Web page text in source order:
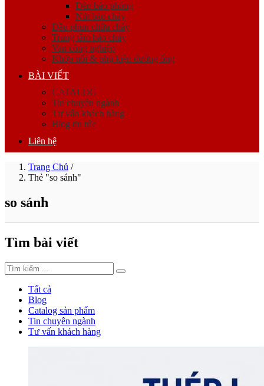
Đèn báo phòng
Nút báo cháy
Đầu phun chữa cháy
Trung tâm báo cháy
Van công nghiệp
Khớp nối & phụ kiện đường ống
BÀI VIẾT
CATALOG
Tin chuyên ngành
Tư vấn khách hàng
Blog tin tức
Liên hệ
Trang Chủ /
Thẻ "so sánh"
so sánh
Tìm bài viết
Tất cả
Blog
Catalog sản phẩm
Tin chuyên ngành
Tư vấn khách hàng